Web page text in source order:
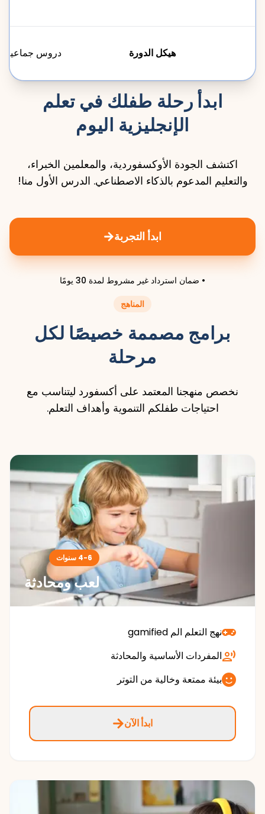
هيكل الدورة دروس جماعية
ابدأ رحلة طفلك في تعلم
الإنجليزية اليوم
اكتشف الجودة الأوكسفوردية، والمعلمين الخبراء،
والتعليم المدعوم بالذكاء الاصطناعي. الدرس الأول منا!
ابدأ التجربة
• ضمان استرداد غير مشروط لمدة 30 يومًا
المناهج
برامج مصممة خصيصًا لكل
مرحلة
نخصص منهجنا المعتمد على أكسفورد ليتناسب مع
احتياجات طفلكم التنموية وأهداف التعلم.
4-6 سنوات
لعب ومحادثة
نهج التعلم الم gamified
المفردات الأساسية والمحادثة
بيئة ممتعة وخالية من التوتر
ابدأ الآن